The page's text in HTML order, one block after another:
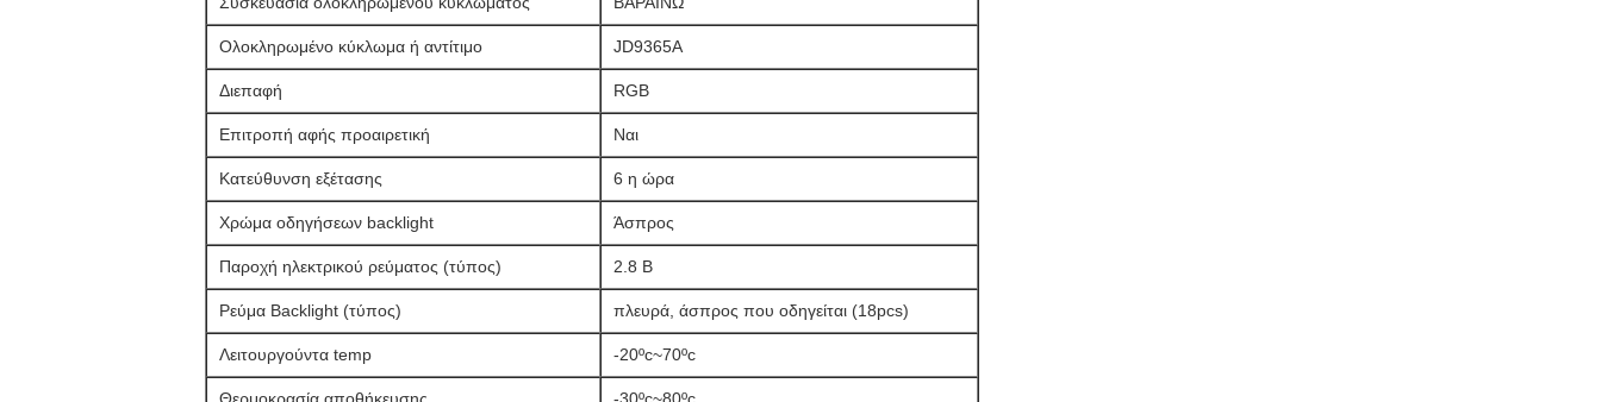
Ολοκληρωμένο κύκλωμα ή αντίτιμο JD9365A
Διεπαφή RGB
Επιτροπή αφής προαιρετική Ναι
Κατεύθυνση εξέτασης 6 η ώρα
Χρώμα οδηγήσεων backlight Άσπρος
Παροχή ηλεκτρικού ρεύματος (τύπος) 2.8 Β
Ρεύμα Backlight (τύπος) πλευρά, άσπρος που οδηγείται (18pcs)
Λειτουργούντα temp -20ºc~70ºc